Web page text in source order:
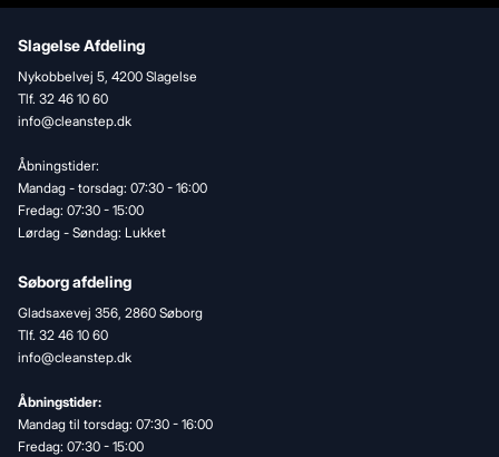
Slagelse Afdeling
Nykobbelvej 5, 4200 Slagelse
Tlf. 32 46 10 60
info@cleanstep.dk
Åbningstider:
Mandag - torsdag: 07:30 - 16:00
Fredag: 07:30 - 15:00
Lørdag - Søndag: Lukket
Søborg afdeling
Gladsaxevej 356, 2860 Søborg
Tlf. 32 46 10 60
info@cleanstep.dk
Åbningstider:
Mandag til torsdag: 07:30 - 16:00
Fredag: 07:30 - 15:00